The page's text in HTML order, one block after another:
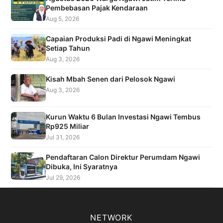
Pembebasan Pajak Kendaraan
Aug 5, 2026
Capaian Produksi Padi di Ngawi Meningkat
Setiap Tahun
Aug 3, 2026
Kisah Mbah Senen dari Pelosok Ngawi
Aug 3, 2026
Kurun Waktu 6 Bulan Investasi Ngawi Tembus
Rp925 Miliar
Jul 31, 2026
Pendaftaran Calon Direktur Perumdam Ngawi
Dibuka, Ini Syaratnya
Jul 29, 2026
NETWORK